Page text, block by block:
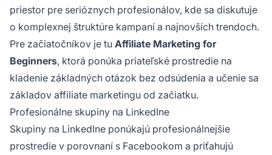
priestor pre serióznych profesionálov, kde sa diskutuje
o komplexnej štruktúre kampaní a najnovších trendoch.
Pre začiatočníkov je tu Affiliate Marketing for
Beginners, ktorá ponúka priateľské prostredie na
kladenie základných otázok bez odsúdenia a učenie sa
základov affiliate marketingu od začiatku.
Profesionálne skupiny na LinkedIne
Skupiny na LinkedIne ponúkajú profesionálnejšie
prostredie v porovnaní s Facebookom a priťahujú